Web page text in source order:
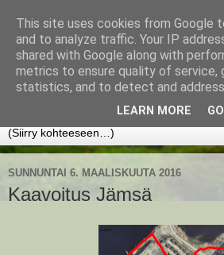
www.jyrkikokko.fi
Uusi Suunta - Jokainen hetki tarjoaa
SUNNUNTAI 6. MAALISKUUTA 2016
Kaavoitus Jämsä
This site uses cookies from Google
and to analyze traffic. Your IP
shared with Google along with
metrics to ensure quality of service,
statistics, and to detect and
LEARN MORE